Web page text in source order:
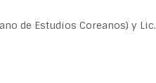
de Estudios Coreanos) y Lic.